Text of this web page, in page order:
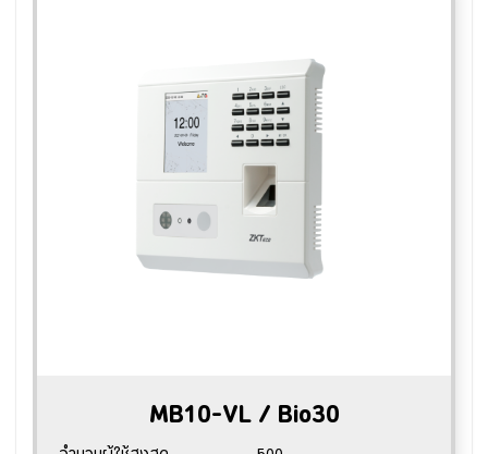
MB10-VL / Bio30